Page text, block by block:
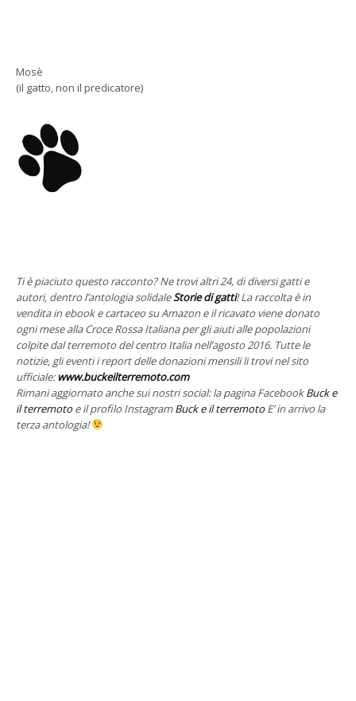
Mosè
(il gatto, non il predicatore)
Ti è piaciuto questo racconto? Ne trovi altri 24, di diversi gatti e
autori, dentro l’antologia solidaleStorie di gatti!La raccolta è in
vendita in ebook e cartaceo su Amazon e il ricavato viene donato
ogni mese alla Croce Rossa Italiana per gli aiuti alle popolazioni
colpite dal terremoto del centro Italia nell’agosto 2016. Tutte le
notizie, gli eventi i report delle donazioni mensili li trovi nel sito
ufficiale: www.buckeilterremoto.com
Rimani aggiornato anche sui nostri social: la pagina FacebookBuck e
il terremotoe il profilo InstagramBuck e il terremoto E’ in arrivo la
terza antologia!